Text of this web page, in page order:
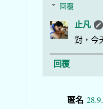
回覆
止凡
對，今
回覆
匿名